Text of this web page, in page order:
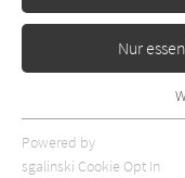
Standard
Alle Kategorien
Nur
Essentielle Cookies
Webseite benötigt.
Powered by
sgalinski Cookie Opt In